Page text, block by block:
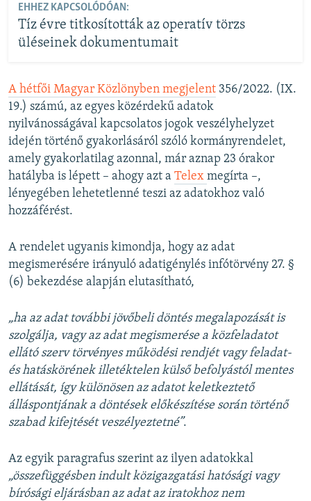
EHHEZ KAPCSOLÓDÓAN:
Tíz évre titkosították az operatív törzs
üléseinek dokumentumait
A hétfői Magyar Közlönyben megjelent 356/2022. (IX.
19.) számú, az egyes közérdekű adatok
nyilvánosságával kapcsolatos jogok veszélyhelyzet
idején történő gyakorlásáról szóló kormányrendelet,
amely gyakorlatilag azonnal, már aznap 23 órakor
hatályba is lépett – ahogy azt a Telex megírta –,
lényegében lehetetlenné teszi az adatokhoz való
hozzáférést.
A rendelet ugyanis kimondja, hogy az adat
megismerésére irányuló adatigénylés infótörvény 27. §
(6) bekezdése alapján elutasítható,
„ha az adat további jövőbeli döntés megalapozását is
szolgálja, vagy az adat megismerése a közfeladatot
ellátó szerv törvényes működési rendjét vagy feladat-
és hatáskörének illetéktelen külső befolyástól mentes
ellátását, így különösen az adatot keletkeztető
álláspontjának a döntések előkészítése során történő
szabad kifejtését veszélyeztetné”.
Az egyik paragrafus szerint az ilyen adatokkal
„összefüggésben indult közigazgatási hatósági vagy
bírósági eljárásban az adat az iratokhoz nem